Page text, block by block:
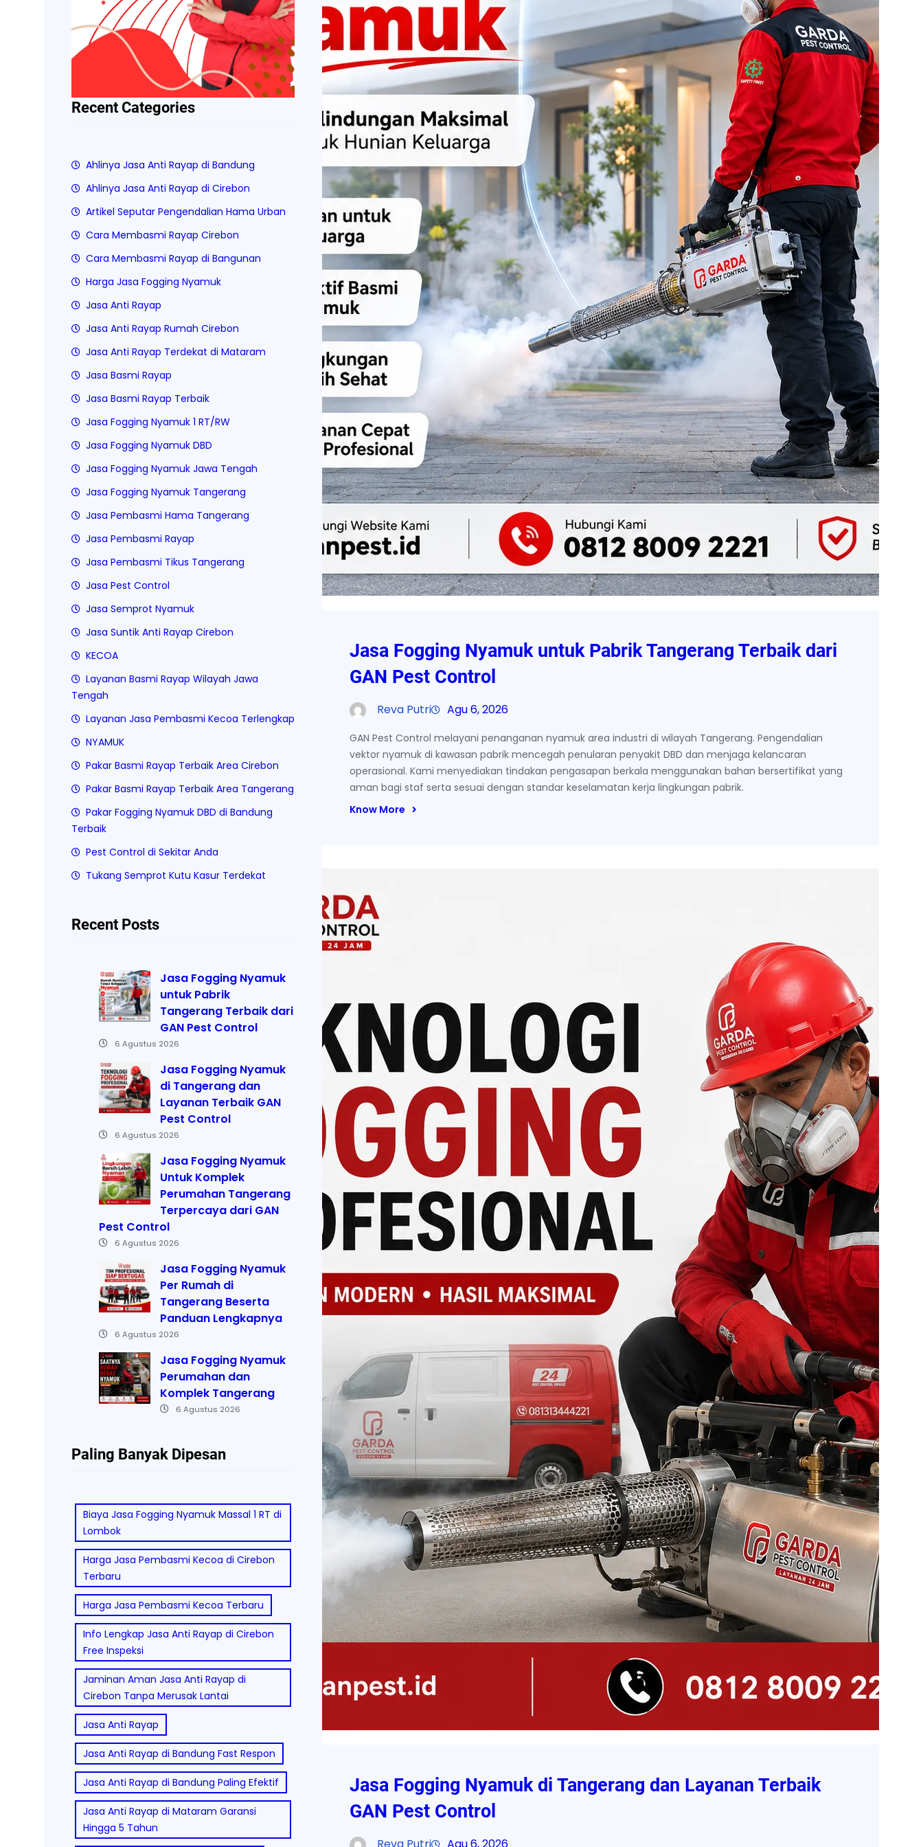
Recent Categories
Ahlinya Jasa Anti Rayap di Bandung
Ahlinya Jasa Anti Rayap di Cirebon
Artikel Seputar Pengendalian Hama Urban
Cara Membasmi Rayap Cirebon
Cara Membasmi Rayap di Bangunan
Harga Jasa Fogging Nyamuk
Jasa Anti Rayap
Jasa Anti Rayap Rumah Cirebon
Jasa Anti Rayap Terdekat di Mataram
Jasa Basmi Rayap
Jasa Basmi Rayap Terbaik
Jasa Fogging Nyamuk 1 RT/RW
Jasa Fogging Nyamuk DBD
Jasa Fogging Nyamuk Jawa Tengah
Jasa Fogging Nyamuk Tangerang
Jasa Pembasmi Hama Tangerang
Jasa Pembasmi Rayap
Jasa Pembasmi Tikus Tangerang
Jasa Pest Control
Jasa Semprot Nyamuk
Jasa Suntik Anti Rayap Cirebon
KECOA
Layanan Basmi Rayap Wilayah Jawa
Tengah
Layanan Jasa Pembasmi Kecoa Terlengkap
NYAMUK
Pakar Basmi Rayap Terbaik Area Cirebon
Pakar Basmi Rayap Terbaik Area Tangerang
Pakar Fogging Nyamuk DBD di Bandung
Terbaik
Pest Control di Sekitar Anda
Tukang Semprot Kutu Kasur Terdekat
Recent Posts
Jasa Fogging Nyamuk
untuk Pabrik
Tangerang Terbaik dari
GAN Pest Control
6 Agustus 2026
Jasa Fogging Nyamuk
di Tangerang dan
Layanan Terbaik GAN
Pest Control
6 Agustus 2026
Jasa Fogging Nyamuk
Untuk Komplek
Perumahan Tangerang
Terpercaya dari GAN
Pest Control
6 Agustus 2026
Jasa Fogging Nyamuk
Per Rumah di
Tangerang Beserta
Panduan Lengkapnya
6 Agustus 2026
Jasa Fogging Nyamuk
Perumahan dan
Komplek Tangerang
6 Agustus 2026
Paling Banyak Dipesan
Biaya Jasa Fogging Nyamuk Massal 1 RT di
Lombok
Harga Jasa Pembasmi Kecoa di Cirebon
Terbaru
Harga Jasa Pembasmi Kecoa Terbaru
Info Lengkap Jasa Anti Rayap di Cirebon
Free Inspeksi
Jaminan Aman Jasa Anti Rayap di
Cirebon Tanpa Merusak Lantai
Jasa Anti Rayap
Jasa Anti Rayap di Bandung Fast Respon
Jasa Anti Rayap di Bandung Paling Efektif
Jasa Anti Rayap di Mataram Garansi
Hingga 5 Tahun
Jasa Fogging Nyamuk untuk Pabrik Tangerang Terbaik dari
GAN Pest Control
Reva Putri Agu 6, 2026
GAN Pest Control melayani penanganan nyamuk area industri di wilayah Tangerang. Pengendalian
vektor nyamuk di kawasan pabrik mencegah penularan penyakit DBD dan menjaga kelancaran
operasional. Kami menyediakan tindakan pengasapan berkala menggunakan bahan bersertifikat yang
aman bagi staf serta sesuai dengan standar keselamatan kerja lingkungan pabrik.
Know More
Jasa Fogging Nyamuk di Tangerang dan Layanan Terbaik
GAN Pest Control